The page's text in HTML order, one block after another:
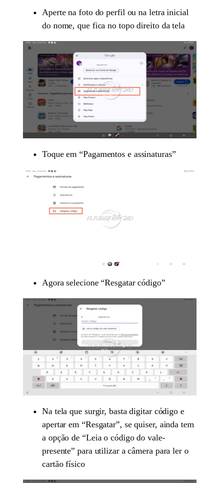
Aperte na foto do perfil ou na letra inicial
do nome, que fica no topo direito da tela
Toque em “Pagamentos e assinaturas”
Agora selecione “Resgatar código”
Na tela que surgir, basta digitar código e
apertar em “Resgatar”, se quiser, ainda tem
a opção de “Leia o código do vale-
presente” para utilizar a câmera para ler o
cartão físico